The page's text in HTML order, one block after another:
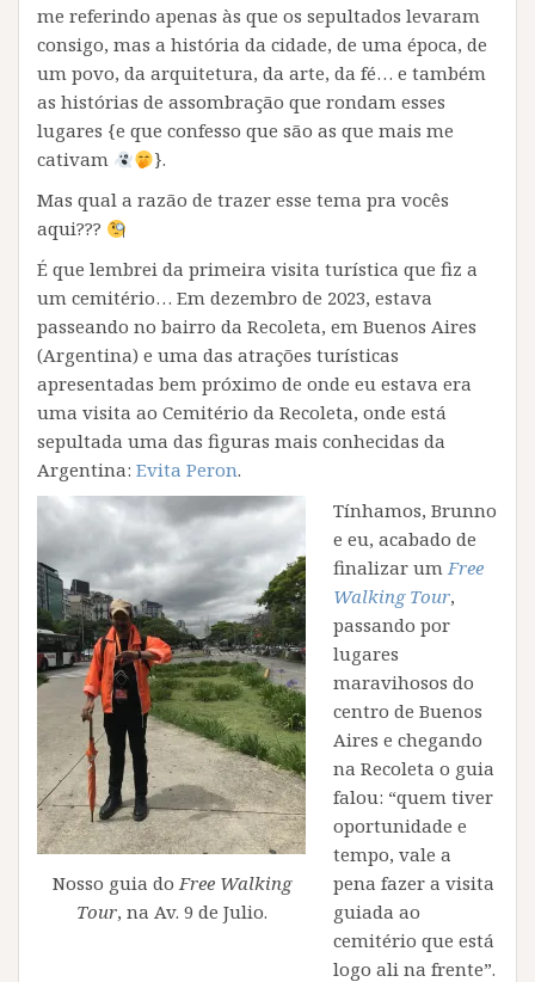
me referindo apenas às que os sepultados levaram
consigo, mas a história da cidade, de uma época, de
um povo, da arquitetura, da arte, da fé… e também
as histórias de assombração que rondam esses
lugares {e que confesso que são as que mais me
cativam
}.
Mas qual a razão de trazer esse tema pra vocês
aqui???
É que lembrei da primeira visita turística que fiz a
um cemitério… Em dezembro de 2023, estava
passeando no bairro da Recoleta, em Buenos Aires
(Argentina) e uma das atrações turísticas
apresentadas bem próximo de onde eu estava era
uma visita ao Cemitério da Recoleta, onde está
sepultada uma das figuras mais conhecidas da
Argentina: Evita Peron.
Nosso guia doFree Walking
Tour, na Av. 9 de Julio.
Tínhamos, Brunno
e eu, acabado de
finalizar umFree
Walking Tour,
passando por
lugares
maravihosos do
centro de Buenos
Aires e chegando
na Recoleta o guia
falou: “quem tiver
oportunidade e
tempo, vale a
pena fazer a visita
guiada ao
cemitério que está
logo ali na frente”.